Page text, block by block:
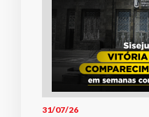
31/07/26